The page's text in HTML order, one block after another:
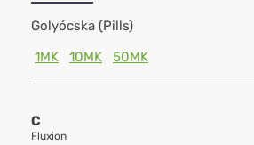
Golyócska (Pills)
1MK
10MK 50MK
C
Fluxion